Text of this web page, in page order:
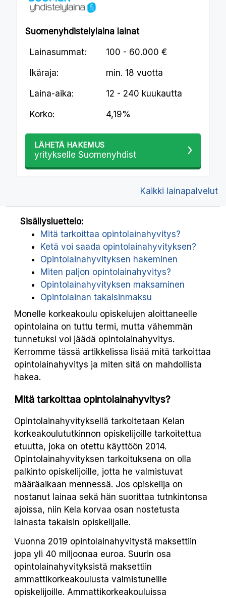
Suomenyhdistelylaina lainat
Lainasummat: 100 - 60.000 €
Ikäraja: min. 18 vuotta
Laina-aika: 12 - 240 kuukautta
Korko: 4,19%
LÄHETÄ HAKEMUS
yritykselle Suomenyhdist
Kaikki lainapalvelut
Sisällysluettelo:
Mitä tarkoittaa opintolainahyvitys?
Ketä voi saada opintolainahyvityksen?
Opintolainahyvityksen hakeminen
Miten paljon opintolainahyvitys?
Opintolainahyvityksen maksaminen
Opintolainan takaisinmaksu
Monelle korkeakoulu opiskelujen aloittaneelle
opintolaina on tuttu termi, mutta vähemmän
tunnetuksi voi jäädä opintolainahyvitys.
Kerromme tässä artikkelissa lisää mitä tarkoittaa
opintolainahyvitys ja miten sitä on mahdollista
hakea.
Mitä tarkoittaa opintolainahyvitys?
Opintolainahyvityksellä tarkoitetaan Kelan
korkeakoulututkinnon opiskelijoille tarkoitettua
etuutta, joka on otettu käyttöön 2014.
Opintolainahyvityksen tarkoituksena on olla
palkinto opiskelijoille, jotta he valmistuvat
määräaikaan mennessä. Jos opiskelija on
nostanut lainaa sekä hän suorittaa tutnkintonsa
ajoissa, niin Kela korvaa osan nostetusta
lainasta takaisin opiskelijalle.
Vuonna 2019 opintolainahyvitystä maksettiin
jopa yli 40 miljoonaa euroa. Suurin osa
opintolainahyvityksistä maksettiin
ammattikorkeakoulusta valmistuneille
opiskelijoille. Ammattikorkeakouluissa